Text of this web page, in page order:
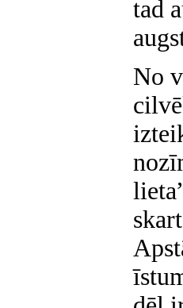
tad
No